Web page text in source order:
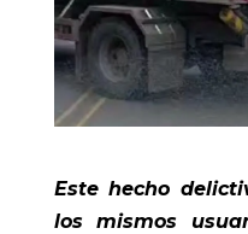
Este hecho
los mismos